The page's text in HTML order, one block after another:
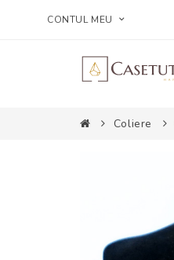
CONTUL MEU
Coliere